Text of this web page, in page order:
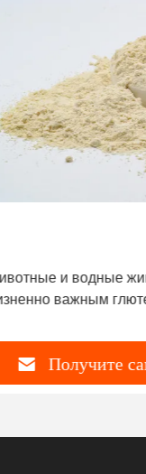
и водные
важным
Получите